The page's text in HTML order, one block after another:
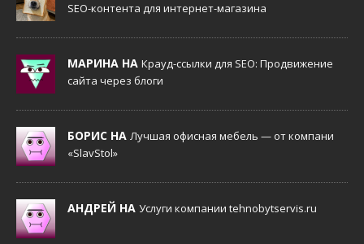
SEO-контента для интернет-магазина
МАРИНА НА Крауд-ссылки для SEO: Продвижение
сайта через блоги
БОРИС НА Лучшая офисная мебель — от компани
«SlavStol»
АНДРЕЙ НА Услуги компании tehnobytservis.ru